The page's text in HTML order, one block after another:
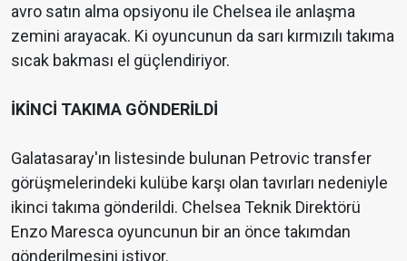
avro satın alma opsiyonu ile Chelsea ile anlaşma
zemini arayacak. Ki oyuncunun da sarı kırmızılı takıma
sıcak bakması el güçlendiriyor.
İKİNCİ TAKIMA GÖNDERİLDİ
Galatasaray'ın listesinde bulunan Petrovic transfer
görüşmelerindeki kulübe karşı olan tavırları nedeniyle
ikinci takıma gönderildi. Chelsea Teknik Direktörü
Enzo Maresca oyuncunun bir an önce takımdan
gönderilmesini istiyor.